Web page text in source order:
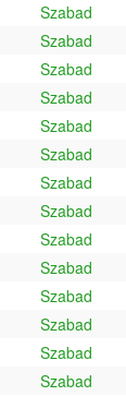
Szabad
Szabad
Szabad
Szabad
Szabad
Szabad
Szabad
Szabad
Szabad
Szabad
Szabad
Szabad
Szabad
Szabad